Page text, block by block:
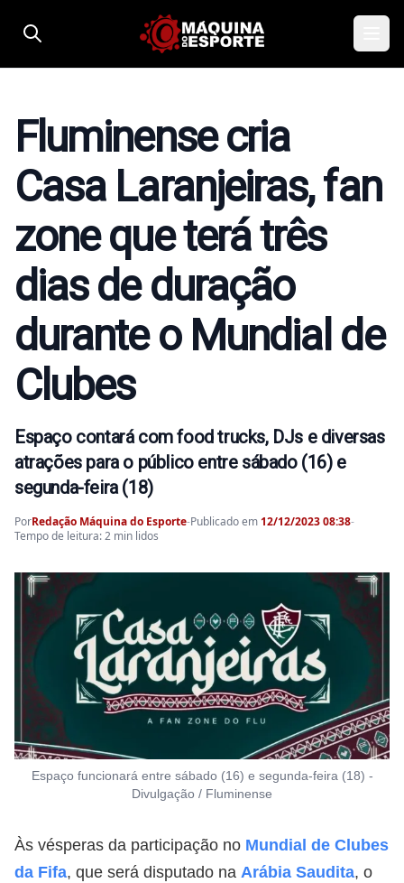
Fluminense cria
Casa Laranjeiras, fan
zone que terá três
dias de duração
durante o Mundial de
Clubes
Espaço contará com food trucks, DJs e diversas
atrações para o público entre sábado (16) e
segunda-feira (18)
PorRedação Máquina do Esporte-Publicado em 12/12/2023 08:38-
Tempo de leitura: 2 min lidos
Espaço funcionará entre sábado (16) e segunda-feira (18) -
Divulgação / Fluminense
Às vésperas da participação no Mundial de Clubes
da Fifa, que será disputado na Arábia Saudita, o